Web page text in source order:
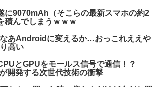
に9070mAh（そこらの最新スマホの約2
積んでしまうｗｗｗ
あAndroidに変えるか…おっこれええや
高い
とGPUをモールス信号で通信！？
開発する次世代技術の衝撃